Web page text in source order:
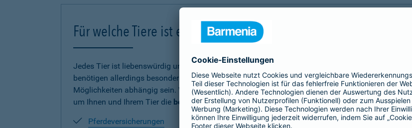
Für welche Tiere ist eine Versicherung notwendig?
Jedes Tier ist liebenswürdig und verdient besondere Fürsorge.
benötigen allerdings besonderen Schutz und der sollte nicht von unseren finanziellen
Möglichkeiten abhängig sein. Wir haben uns daher auf folgende Tierversicherungen spezialisiert,
um Ihnen und Ihrem Tier die beste Absicherungzu ermöglichen:
Pferdeversicherungen